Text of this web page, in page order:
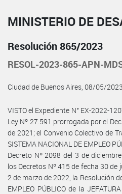
MINISTERIO DE
Resolución 865/2023
RESOL-2023-865-APN-
Ciudad de Buenos Aires, 08/05/2023
VISTO el Expediente N° EX-2022-
Ley Nº 27.591 prorrogada por el
de 2021; el Convenio Colectivo de
SISTEMA NACIONAL DE EMPLEO
Decreto Nº 2098 del 3 de
los Decretos Nº 415 de fecha 30 de
2 de marzo de 2022, la Resolución
EMPLEO PÚBLICO de la